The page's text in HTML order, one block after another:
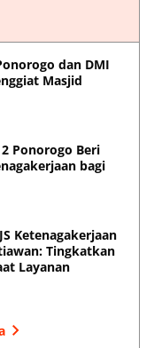
dan DMI
Masjid
Ponorogo Beri
bagi
Ketenagakerjaan
Tingkatkan
Layanan